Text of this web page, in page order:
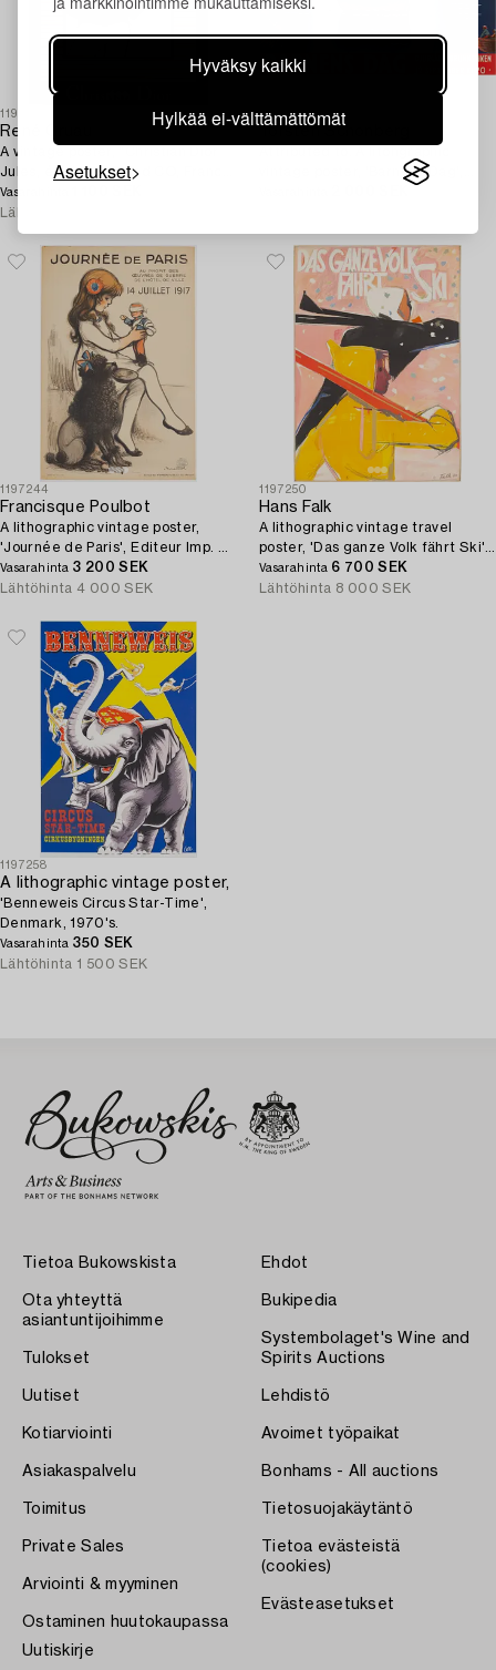
Hyväksy kaikki
Hylkää ei-välttämättömät
Asetukset
1197259
René Gruau
A vintage poster, "Christian Dior
Jules, édition FAB and CO, France,
1980's.
Vasarahinta
Lähtöhinta
1197235
vintage poster, 'Barnens Dag',
1197244
Francisque Poulbot
A lithographic vintage poster,
'Journée de Paris', Editeur Imp. H.
Chachoin, Paris, France, 1917.
Vasarahinta 3 200 SEK
Lähtöhinta 4 000 SEK
1197250
Hans Falk
A lithographic vintage travel
poster, 'Das ganze Volk fährt Ski',
Switzerland, 1943.
Vasarahinta 6 700 SEK
Lähtöhinta 8 000 SEK
1197258
A lithographic vintage poster,
'Benneweis Circus Star-Time',
Denmark, 1970's.
Vasarahinta 350 SEK
Lähtöhinta 1 500 SEK
Tietoa Bukowskista
Ota yhteyttä
asiantuntijoihimme
Tulokset
Uutiset
Kotiarviointi
Asiakaspalvelu
Toimitus
Private Sales
Arviointi & myyminen
Ostaminen huutokaupassa
Ehdot
Bukipedia
Systembolaget's Wine and
Spirits Auctions
Lehdistö
Avoimet työpaikat
Bonhams - All auctions
Tietosuojakäytäntö
Tietoa evästeistä
(cookies)
Evästeasetukset
Uutiskirje